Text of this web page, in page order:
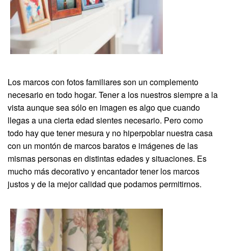
Los marcos con fotos familiares son un complemento
necesario en todo hogar. Tener a los nuestros siempre a la
vista aunque sea sólo en imagen es algo que cuando
llegas a una cierta edad sientes necesario. Pero como
todo hay que tener mesura y no hiperpoblar nuestra casa
con un montón de marcos baratos e imágenes de las
mismas personas en distintas edades y situaciones. Es
mucho más decorativo y encantador tener los marcos
justos y de la mejor calidad que podamos permitirnos.